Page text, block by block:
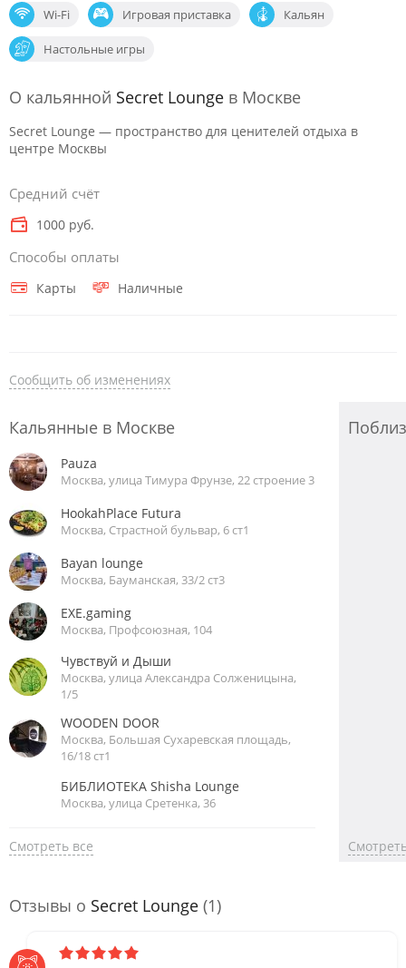
Wi-Fi Игровая приставка Кальян
Настольные игры
О кальянной Secret Lounge в Москве
Secret Lounge — пространство для ценителей отдыха в
центре Москвы
Средний счёт
1000 руб.
Способы оплаты
Карты Наличные
Сообщить об изменениях
Кальянные в Москве
Pauza
Москва, улица Тимура Фрунзе, 22 строение 3
HookahPlace Futura
Москва, Страстной бульвар, 6 ст1
Bayan lounge
Москва, Бауманская, 33/2 ст3
EXE.gaming
Москва, Профсоюзная, 104
Чувствуй и Дыши
Москва, улица Александра Солженицына,
1/5
WOODEN DOOR
Москва, Большая Сухаревская площадь,
16/18 ст1
БИБЛИОТЕКА Shisha Lounge
Москва, улица Сретенка, 36
Смотреть все
Отзывы о Secret Lounge (1)